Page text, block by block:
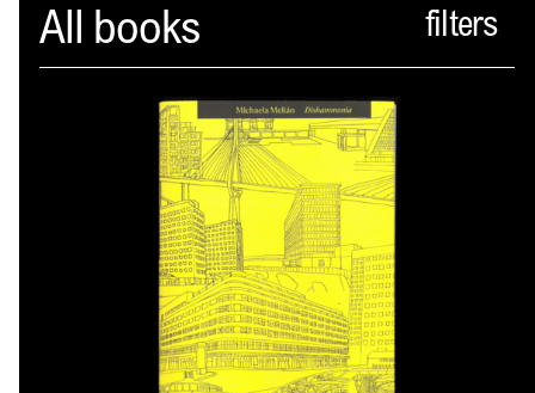
Spector
PROFIL
AKTUELLES
INDEX
WARENKORB (0)
VERLAGSVORSCHAU
DISTRIBUTION
All books